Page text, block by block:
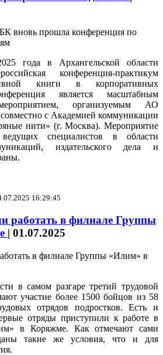
года в Архангельской области
конференция-практикум
книги в корпоративных
является масштабным
организуемым АО
с Академией коммуникации
нити» (г. Москва). Мероприятие
специалистов в области
издательского дела и
16:29:45
работать в филиале Группы
| 01.07.2025
в самом разгаре третий трудовой
участие более 1500 бойцов из 58
отрядов подростков. Есть и
отряды приступили к работе в
в Коряжме. Как отмечают сами
такие же условия, что и для